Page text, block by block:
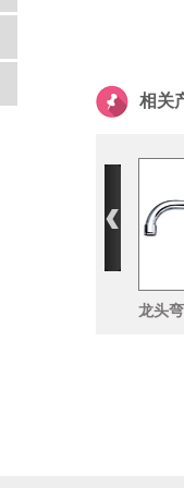
相关
龙头